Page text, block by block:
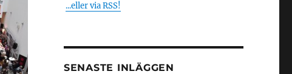
...eller via RSS!
SENASTE INLÄGGEN